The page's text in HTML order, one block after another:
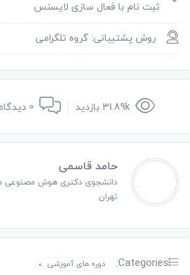
ثبت نام با فعال سازی لایسنس
روش پشتیبانی: گروه تلگرامی
حامد قاسمی
دانشجوی دکتری هوش مصنوعی
تهران
Categories: دوره های آموزشی ،